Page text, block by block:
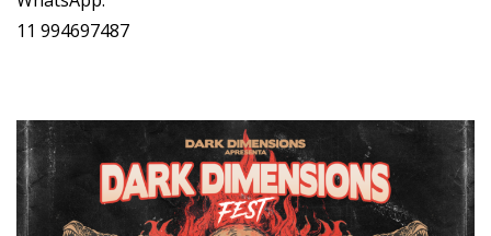
11 994697487